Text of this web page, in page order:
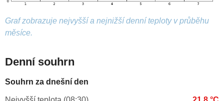
Graf zobrazuje nejvyšší a nejnižší denní teploty v průběhu
měsíce.
Denní souhrn
Souhrn za dnešní den